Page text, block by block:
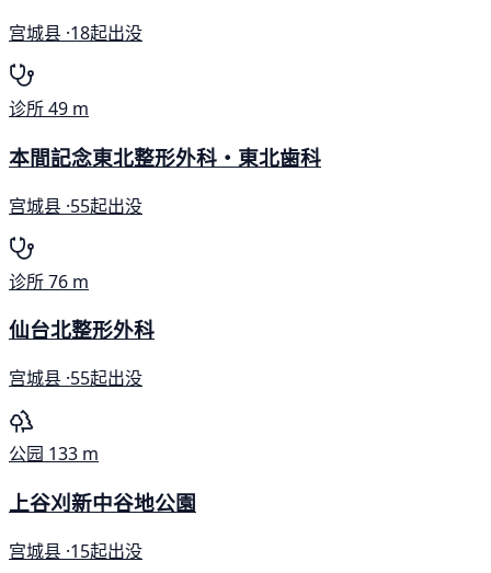
宫城县 ·18起出没
诊所49 m
本間記念東北整形外科・東北歯科
宫城县 ·55起出没
诊所76 m
仙台北整形外科
宫城县 ·55起出没
公园 133 m
上谷刈新中谷地公園
宫城县 ·15起出没